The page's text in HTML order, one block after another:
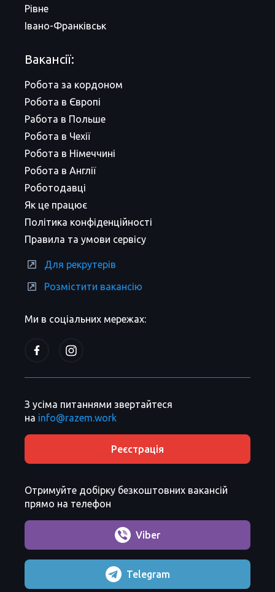
Ми в соціальних мережах:
Рівне
Івано-Франківськ
Вакансії:
Робота за кордоном
Робота в Європі
Работа в Польше
Робота в Чехії
Робота в Німеччині
Робота в Англії
Роботодавці
Як це працює
Політика конфіденційності
Правила та умови сервісу
Для рекрутерів
Розмістити вакансію
З усіма питаннями звертайтеся
на info@razem.work
Реєстрація
Отримуйте добірку безкоштовних вакансій
прямо на телефон
Viber
Telegram